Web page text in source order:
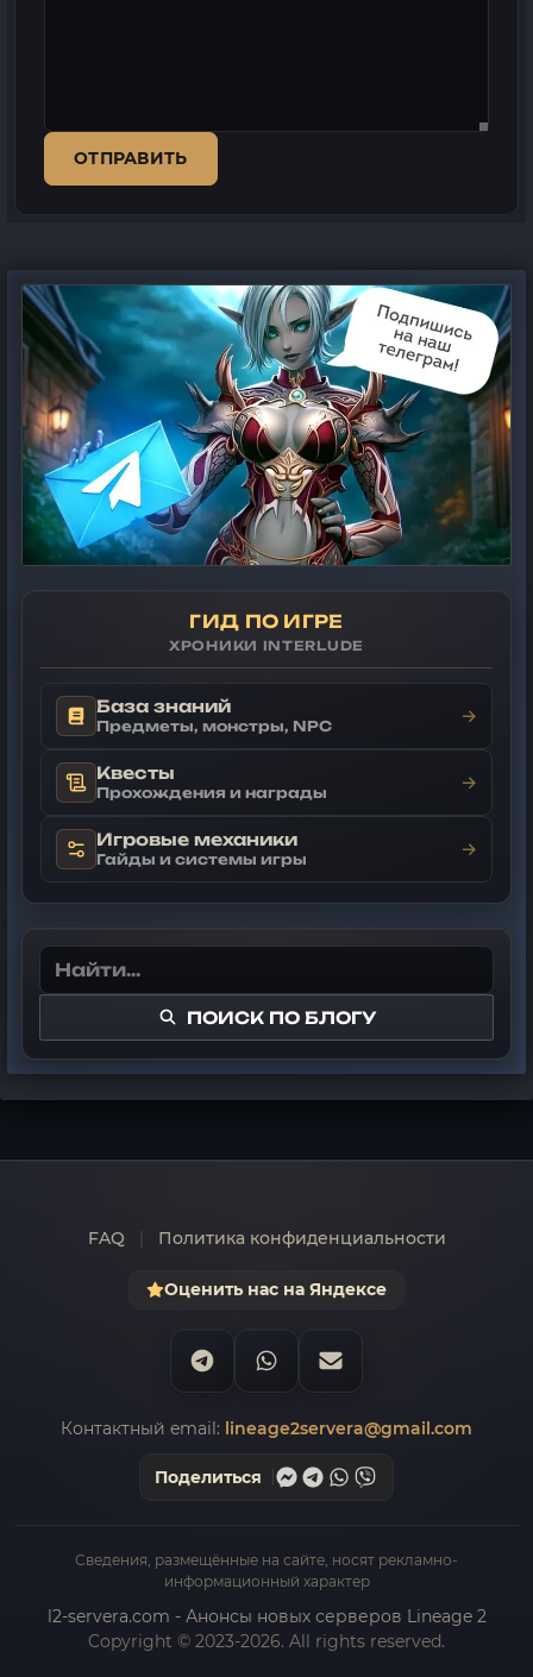
ОТПРАВИТЬ
ГИД ПО ИГРЕ
ХРОНИКИ INTERLUDE
База знаний
Предметы, монстры, NPC →
Квесты
Прохождения и награды →
Игровые механики
Гайды и системы игры →
ПОИСК ПО БЛОГУ
FAQ Политика конфиденциальности
Оценить нас на Яндексе
Контактный email: lineage2servera@gmail.com
Поделиться
Сведения, размещённые на сайте, носят рекламно-
информационный характер
l2-servera.com - Анонсы новых серверов Lineage 2
Copyright © 2023-2026. All rights reserved.